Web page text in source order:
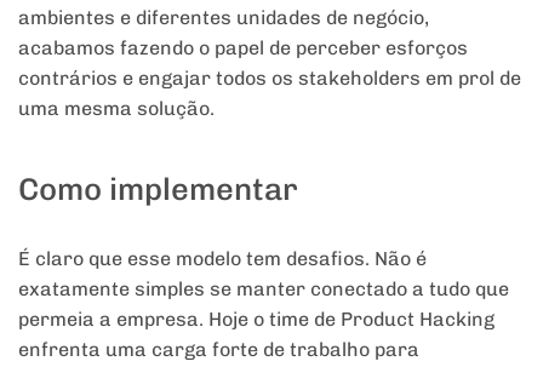
ambientes e diferentes unidades de negócio,
acabamos fazendo o papel de perceber esforços
contrários e engajar todos os stakeholders em prol de
uma mesma solução.
Como implementar
É claro que esse modelo tem desafios. Não é
exatamente simples se manter conectado a tudo que
permeia a empresa. Hoje o time de Product Hacking
enfrenta uma carga forte de trabalho para